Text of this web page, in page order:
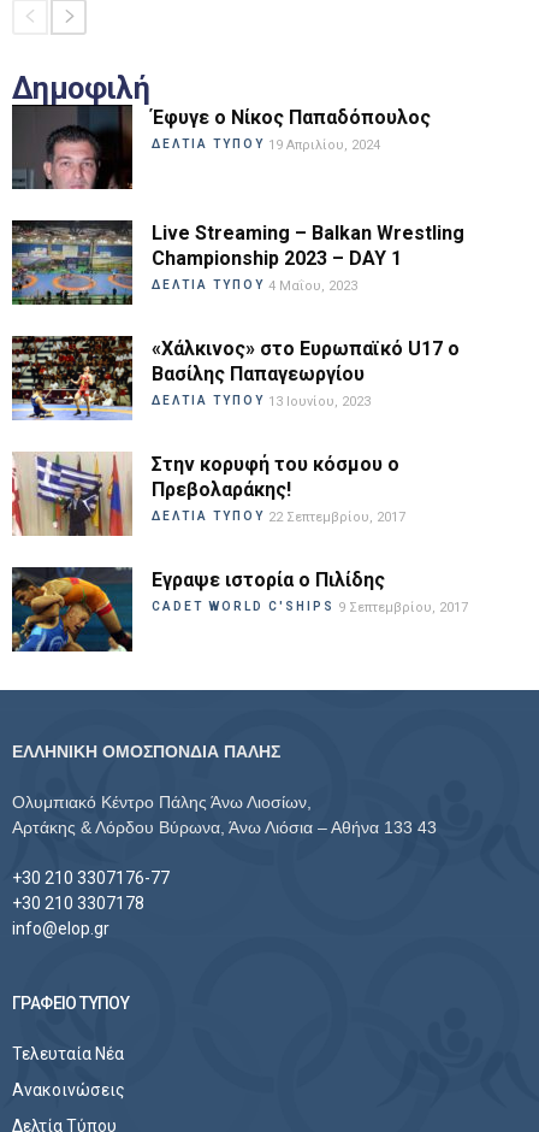
Δημοφιλή
Έφυγε ο Νίκος Παπαδόπουλος
ΔΕΛΤΙΑ ΤΥΠΟΥ 19 Απριλίου, 2024
Live Streaming – Balkan Wrestling
Championship 2023 – DAY 1
ΔΕΛΤΙΑ ΤΥΠΟΥ 4 Μαΐου, 2023
«Χάλκινος» στο Ευρωπαϊκό U17 ο
Βασίλης Παπαγεωργίου
ΔΕΛΤΙΑ ΤΥΠΟΥ 13 Ιουνίου, 2023
Στην κορυφή του κόσμου ο
Πρεβολαράκης!
ΔΕΛΤΙΑ ΤΥΠΟΥ 22 Σεπτεμβρίου, 2017
Εγραψε ιστορία ο Πιλίδης
CADET WORLD C'SHIPS 9 Σεπτεμβρίου, 2017
ΕΛΛΗΝΙΚΗ ΟΜΟΣΠΟΝΔΙΑ ΠΑΛΗΣ
Ολυμπιακό Κέντρο Πάλης Άνω Λιοσίων,
Αρτάκης & Λόρδου Βύρωνα, Άνω Λιόσια – Αθήνα 133 43
+30 210 3307176-77
+30 210 3307178
info@elop.gr
ΓΡΑΦΕΙΟ ΤΥΠΟΥ
Τελευταία Νέα
Ανακοινώσεις
Δελτία Τύπου